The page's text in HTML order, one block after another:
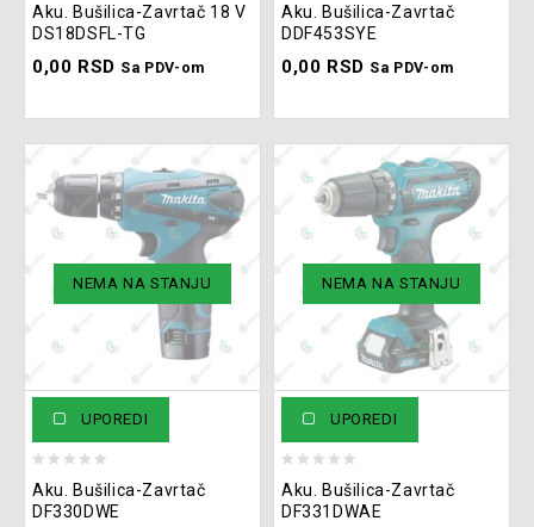
out
of
5
Aku. Bušilica-Zavrtač 18 V
DS18DSFL-TG
0,00 RSD Sa PDV-om
out
of
5
Aku. Bušilica-Zavrtač
DDF453SYE
0,00 RSD Sa PDV-om
NEMA NA STANJU
UPOREDI
out
of
Aku. Bušilica-Zavrtač
DF330DWE
NEMA NA STANJU
UPOREDI
out
of
Aku. Bušilica-Zavrtač
DF331DWAE